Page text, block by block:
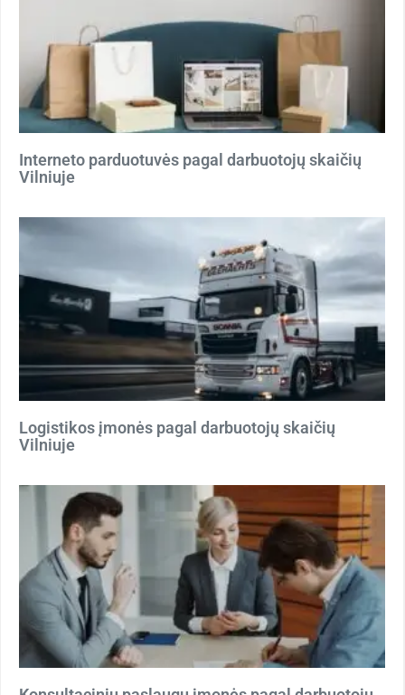
Interneto parduotuvės pagal darbuotojų skaičių
Vilniuje
Logistikos įmonės pagal darbuotojų skaičių
Vilniuje